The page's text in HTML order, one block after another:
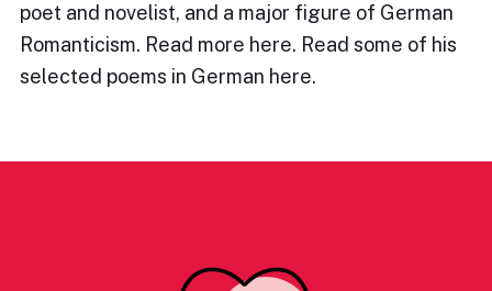
poet and novelist, and a major figure of German
Romanticism. Read more here. Read some of his
selected poems in German here.